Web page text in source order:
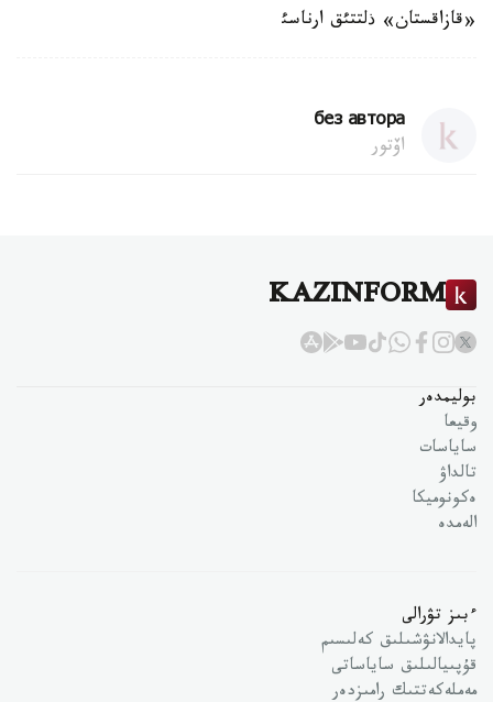
«قازاقستان» ذلتتئق ارناسئ
без автора
اۆتور
KAZINFORM
بوليمدەر
وقيعا
ساياسات
تالداۋ
ەكونوميكا
الەمدە
ءبىز تۋرالى
پايدالانۋشىلىق كەلىسىم
قۇپىيالىلىق ساياساتى
مەملەكەتتىك رامىزدەر